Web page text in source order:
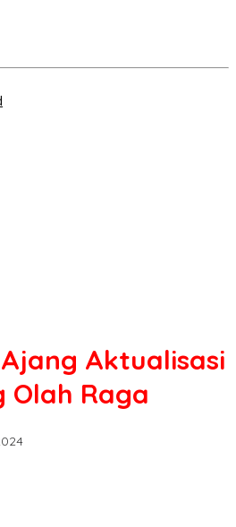
Aktualisasi
Olah Raga